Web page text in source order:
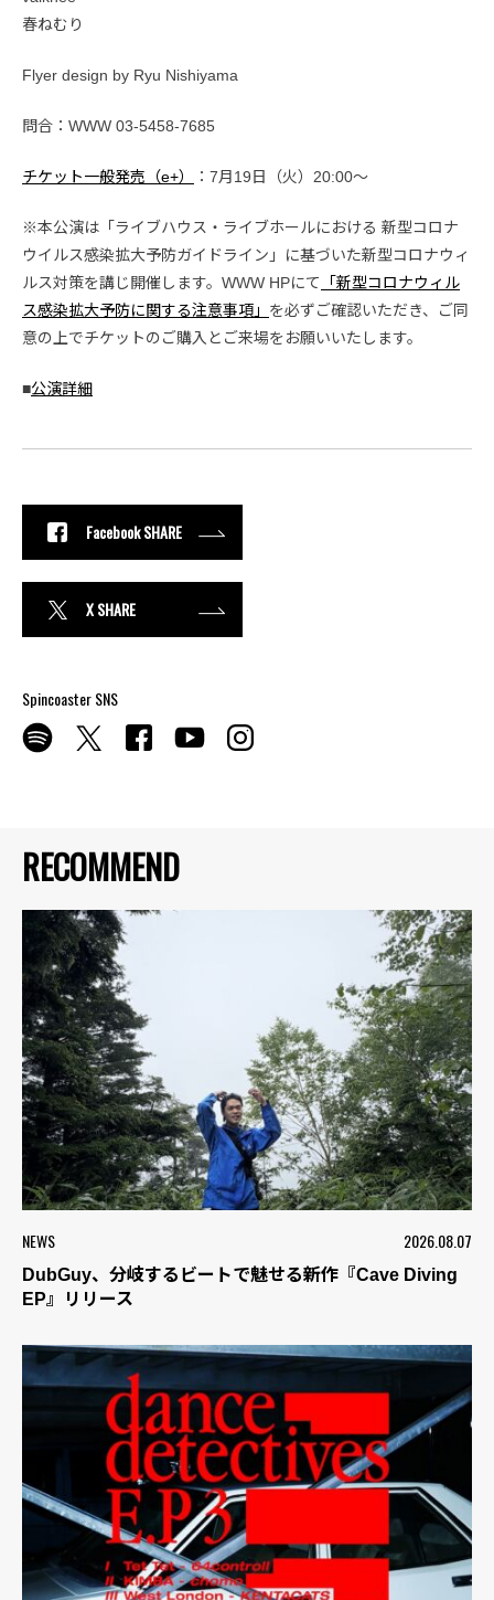
RECOMMEND
NEWS 2026.08.07
DubGuy、分岐するビートで魅せる新作『Cave Diving
EP』リリース
春ねむり
Flyer design by Ryu Nishiyama
問合：WWW 03-5458-7685
チケット一般発売（e+） ：7月19日（火）20:00〜
※本公演は「ライブハウス・ライブホールにおける 新型コロナ
ウイルス感染拡大予防ガイドライン」に基づいた新型コロナウィ
ルス対策を講じ開催します。WWW HPにて
「新型コロナウィル
ス感染拡大予防に関する注意事項」 を必ずご確認いただき、ご同
意の上でチケットのご購入とご来場をお願いいたします。
■公演詳細
Facebook SHARE
X SHARE
Spincoaster SNS